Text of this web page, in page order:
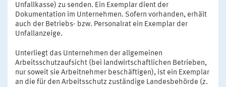
Unfallkasse) zu senden. Ein Exemplar dient der
Dokumentation im Unternehmen. Sofern vorhanden, erhält
auch der Betriebs- bzw. Personalrat ein Exemplar der
Unfallanzeige.
Unterliegt das Unternehmen der allgemeinen
Arbeitsschutzaufsicht (bei landwirtschaftlichen Betrieben,
nur soweit sie Arbeitnehmer beschäftigen), ist ein Exemplar
an die für den Arbeitsschutz zuständige Landesbehörde (z.